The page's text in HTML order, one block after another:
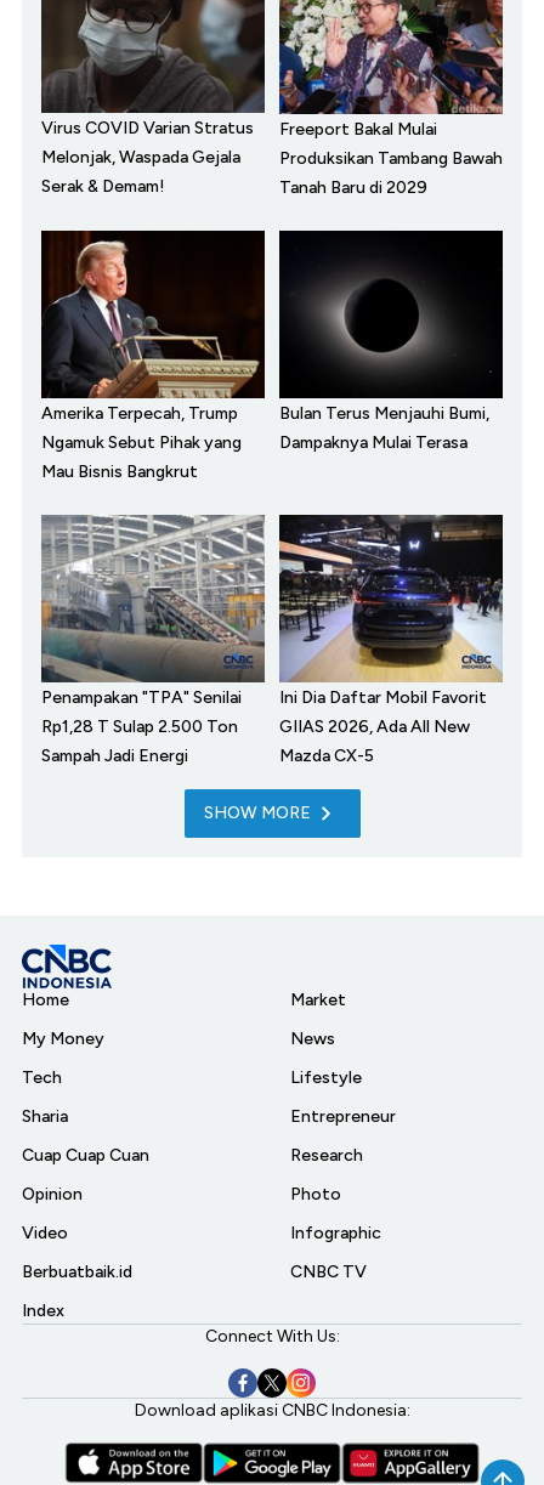
Virus COVID Varian Stratus
Melonjak, Waspada Gejala
Serak & Demam!
Freeport Bakal Mulai
Produksikan Tambang Bawah
Tanah Baru di 2029
Amerika Terpecah, Trump
Ngamuk Sebut Pihak yang
Mau Bisnis Bangkrut
Bulan Terus Menjauhi Bumi,
Dampaknya Mulai Terasa
Penampakan "TPA" Senilai
Rp1,28 T Sulap 2.500 Ton
Sampah Jadi Energi
Ini Dia Daftar Mobil Favorit
GIIAS 2026, Ada All New
Mazda CX-5
SHOW MORE
Home
My Money
Tech
Sharia
Cuap Cuap Cuan
Opinion
Video
Berbuatbaik.id
Index
Market
News
Lifestyle
Entrepreneur
Research
Photo
Infographic
CNBC TV
Connect With Us:
Download aplikasi CNBC Indonesia: